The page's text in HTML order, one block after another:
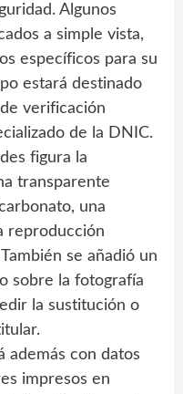
Algunos
a simple vista,
específicos para su
estará destinado
verificación
de la DNIC.
figura la
transparente
una
reproducción
se añadió un
sobre la fotografía
la sustitución o
además con datos
impresos en